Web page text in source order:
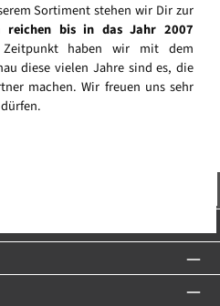
Sortiment stehen wir Dir zur
reichen bis in das Jahr 2007
haben wir mit dem
diese vielen Jahre sind es, die
machen. Wir freuen uns sehr